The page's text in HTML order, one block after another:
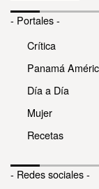
- Portales -
Crítica
Panamá
Día a Día
Mujer
Recetas
- Redes sociales -